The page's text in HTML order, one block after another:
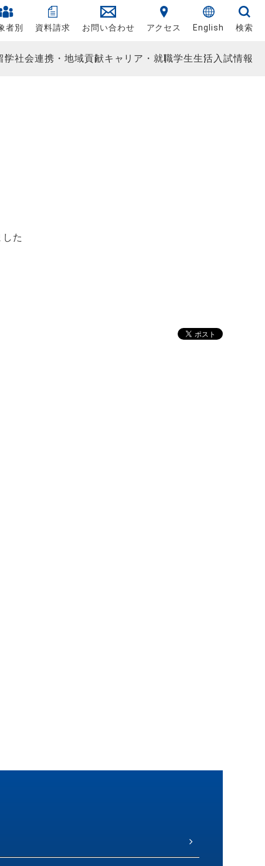
者別 資料請求 お問い合わせ アクセス English 検索
学社会連携・地域貢献キャリア・就職学生生活入試情報
た